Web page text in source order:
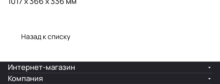
Назад к списку
Интернет-магазин
Компания